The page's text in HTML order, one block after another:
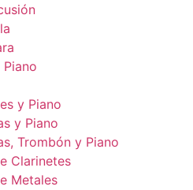
y Piano
y Piano
Trombón y Piano
Clarinetes
Metales